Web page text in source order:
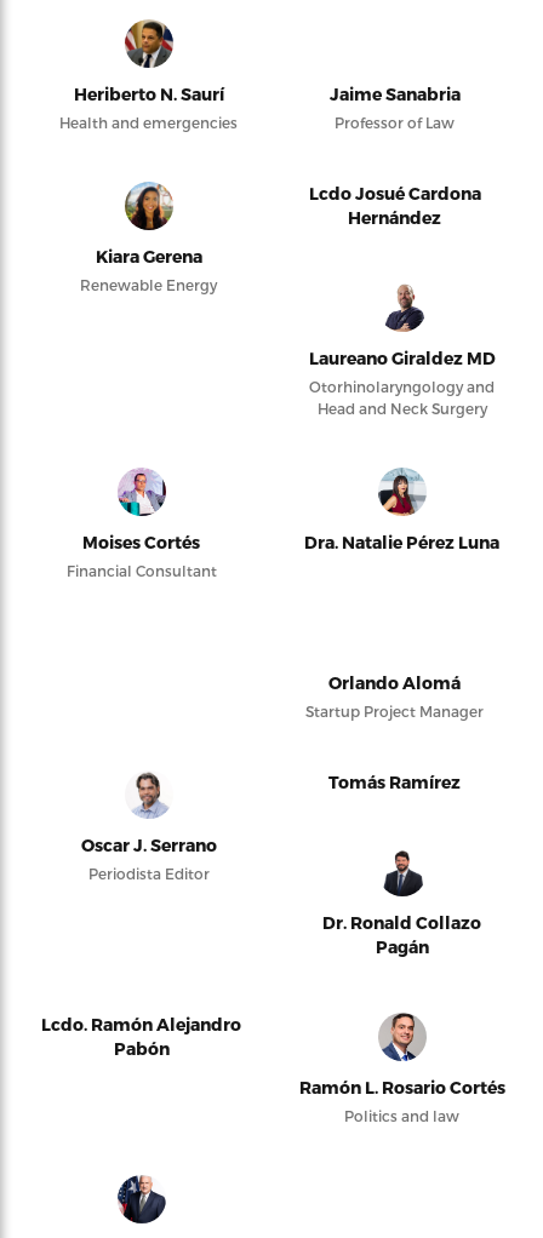
Heriberto N. Saurí
Health and emergencies
Jaime Sanabria
Professor of Law
Kiara Gerena
Renewable Energy
Lcdo Josué Cardona
Hernández
Laureano Giraldez MD
Otorhinolaryngology and
Head and Neck Surgery
Moises Cortés
Financial Consultant
Dra. Natalie Pérez Luna
Orlando Alomá
Startup Project Manager
Oscar J. Serrano
Periodista Editor
Tomás Ramírez
Dr. Ronald Collazo
Pagán
Lcdo. Ramón Alejandro
Pabón
Ramón L. Rosario Cortés
Politics and law